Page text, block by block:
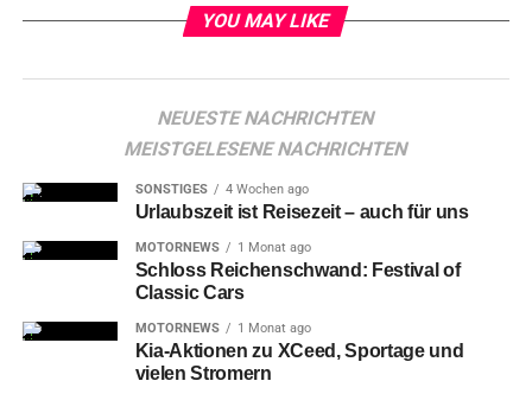
YOU MAY LIKE
NEUESTE NACHRICHTEN
MEISTGELESENE NACHRICHTEN
SONSTIGES 4 Wochen ago
Urlaubszeit ist Reisezeit – auch für uns
MOTORNEWS 1 Monat ago
Schloss Reichenschwand: Festival of
Classic Cars
MOTORNEWS 1 Monat ago
Kia-Aktionen zu XCeed, Sportage und
vielen Stromern